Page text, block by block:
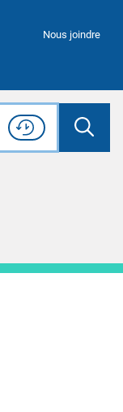
Nous joindre
tout le site
Lancer
Consulter l'
Historique
de recherche